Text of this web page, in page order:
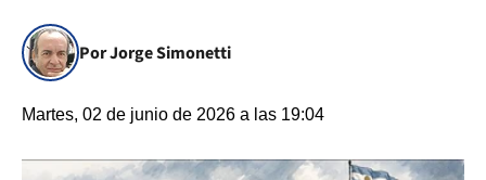
Por Jorge Simonetti
Martes, 02 de junio de 2026 a las 19:04